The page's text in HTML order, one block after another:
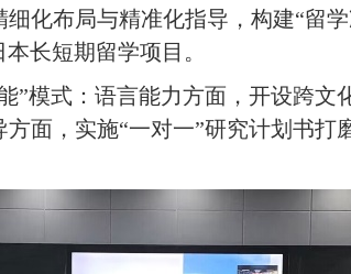
化布局与精准化指导，构建“
长短期留学项目。
”模式：语言能力方面，开设跨
面，实施“一对一”研究计划书打